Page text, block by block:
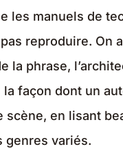
les manuels de
reproduire. On
la phrase,
la façon dont un
scène, en lisant
genres variés.